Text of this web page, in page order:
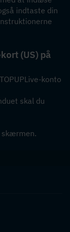
indtaste din
(US) på
konto
skal du
skærmen.